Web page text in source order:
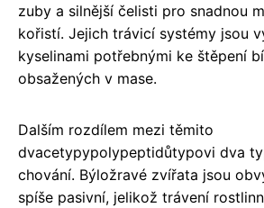
zuby a silnější čelisti pro snadnou
kořistí. Jejich trávicí systémy jsou
kyselinami potřebnými ke štěpení
obsažených v mase.
Dalším rozdílem mezi těmito
dvacetypypolypeptidůtypovi dva
chování. Býložravé zvířata jsou
spíše pasivní, jelikož trávení